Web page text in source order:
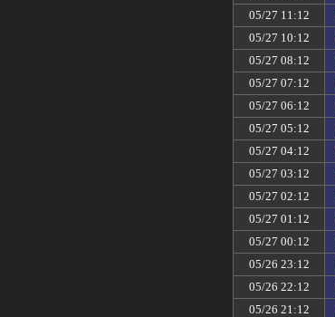
05/27 11:12
05/27 10:12
05/27 08:12
05/27 07:12
05/27 06:12
05/27 05:12
05/27 04:12
05/27 03:12
05/27 02:12
05/27 01:12
05/27 00:12
05/26 23:12
05/26 22:12
05/26 21:12